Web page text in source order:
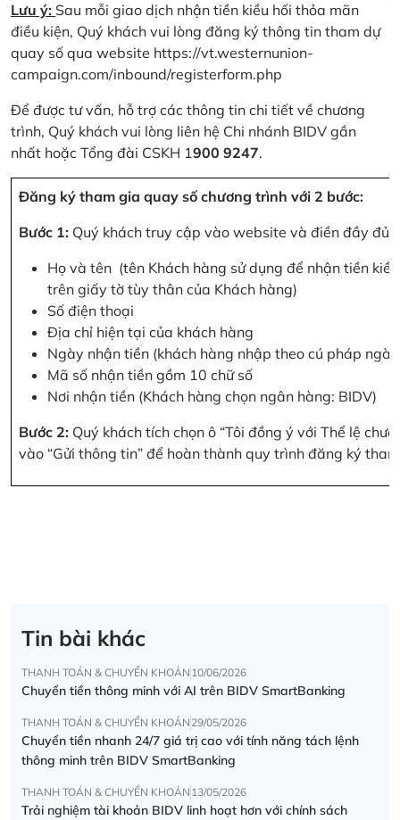
Lưu ý: Sau mỗi giao dịch nhận tiền kiều hối thỏa mãn
điều kiện, Quý khách vui lòng đăng ký thông tin tham dự
quay số qua website https://vt.westernunion-
campaign.com/inbound/registerform.php
Để được tư vấn, hỗ trợ các thông tin chi tiết về chương
trình, Quý khách vui lòng liên hệ Chi nhánh BIDV gần
nhất hoặc Tổng đài CSKH 1900 9247.
Đăng ký tham gia quay số chương trình với 2 bước:
Bước 1: Quý khách truy cập vào website và điền đầy đủ
Họ và tên (tên Khách hàng sử dụng để nhận tiền
trên giấy tờ tùy thân của Khách hàng)
Số điện thoại
Địa chỉ hiện tại của khách hàng
Ngày nhận tiền (khách hàng nhập theo cú pháp
Mã số nhận tiền gồm 10 chữ số
Nơi nhận tiền (Khách hàng chọn ngân hàng: BIDV)
Bước 2: Quý khách tích chọn ô “Tôi đồng ý với Thể lệ
vào “Gửi thông tin” để hoàn thành quy trình đăng ký
Tin bài khác
THANH TOÁN & CHUYỂN KHOẢN 10/06/2026
Chuyển tiền thông minh với AI trên BIDV SmartBanking
THANH TOÁN & CHUYỂN KHOẢN 29/05/2026
Chuyển tiền nhanh 24/7 giá trị cao với tính năng tách lệnh
thông minh trên BIDV SmartBanking
THANH TOÁN & CHUYỂN KHOẢN 13/05/2026
Trải nghiệm tài khoản BIDV linh hoạt hơn với chính sách